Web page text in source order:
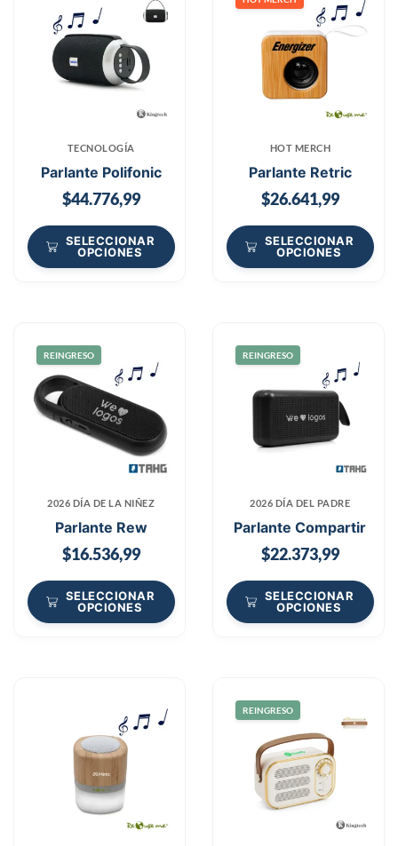
TECNOLOGÍA
Parlante Polifonic
$44.776,99
SELECCIONAR
OPCIONES
HOT MERCH
Parlante Retric
$26.641,99
SELECCIONAR
OPCIONES
REINGRESO
2026 DÍA DE LA NIÑEZ
Parlante Rew
$16.536,99
SELECCIONAR
OPCIONES
REINGRESO
2026 DÍA DEL PADRE
Parlante Compartir
$22.373,99
SELECCIONAR
OPCIONES
REINGRESO